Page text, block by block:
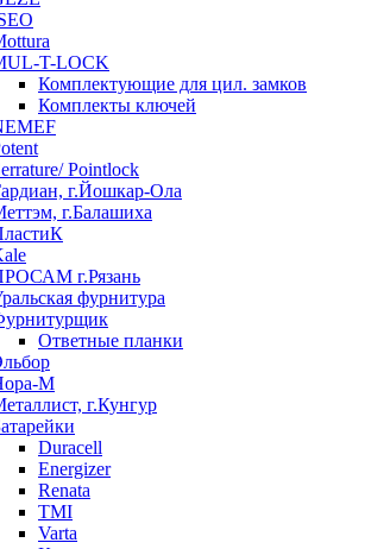
T-LOCK
Комплектующие для цил. замков
Комплекты ключей
Pointlock
г.Йошкар-Ола
г.Балашиха
г.Рязань
фурнитура
Ответные планки
М
г.Кунгур
Duracell
Energizer
Renata
TMI
Varta